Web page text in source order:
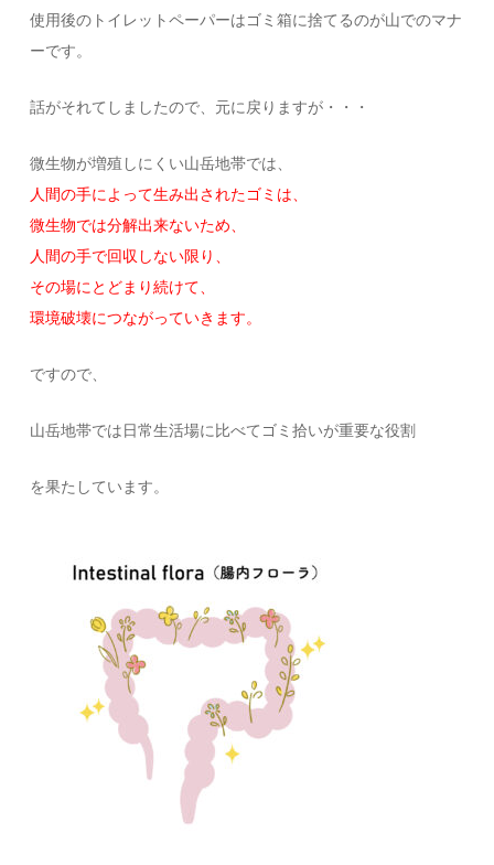
使用後のトイレットペーパーはゴミ箱に捨てるのが山でのマナ
ーです。
話がそれてしましたので、元に戻りますが・・・
微生物が増殖しにくい山岳地帯では、
人間の手によって生み出されたゴミは、
微生物では分解出来ないため、
人間の手で回収しない限り、
その場にとどまり続けて、
環境破壊につながっていきます。
ですので、
山岳地帯では日常生活場に比べてゴミ拾いが重要な役割
を果たしています。